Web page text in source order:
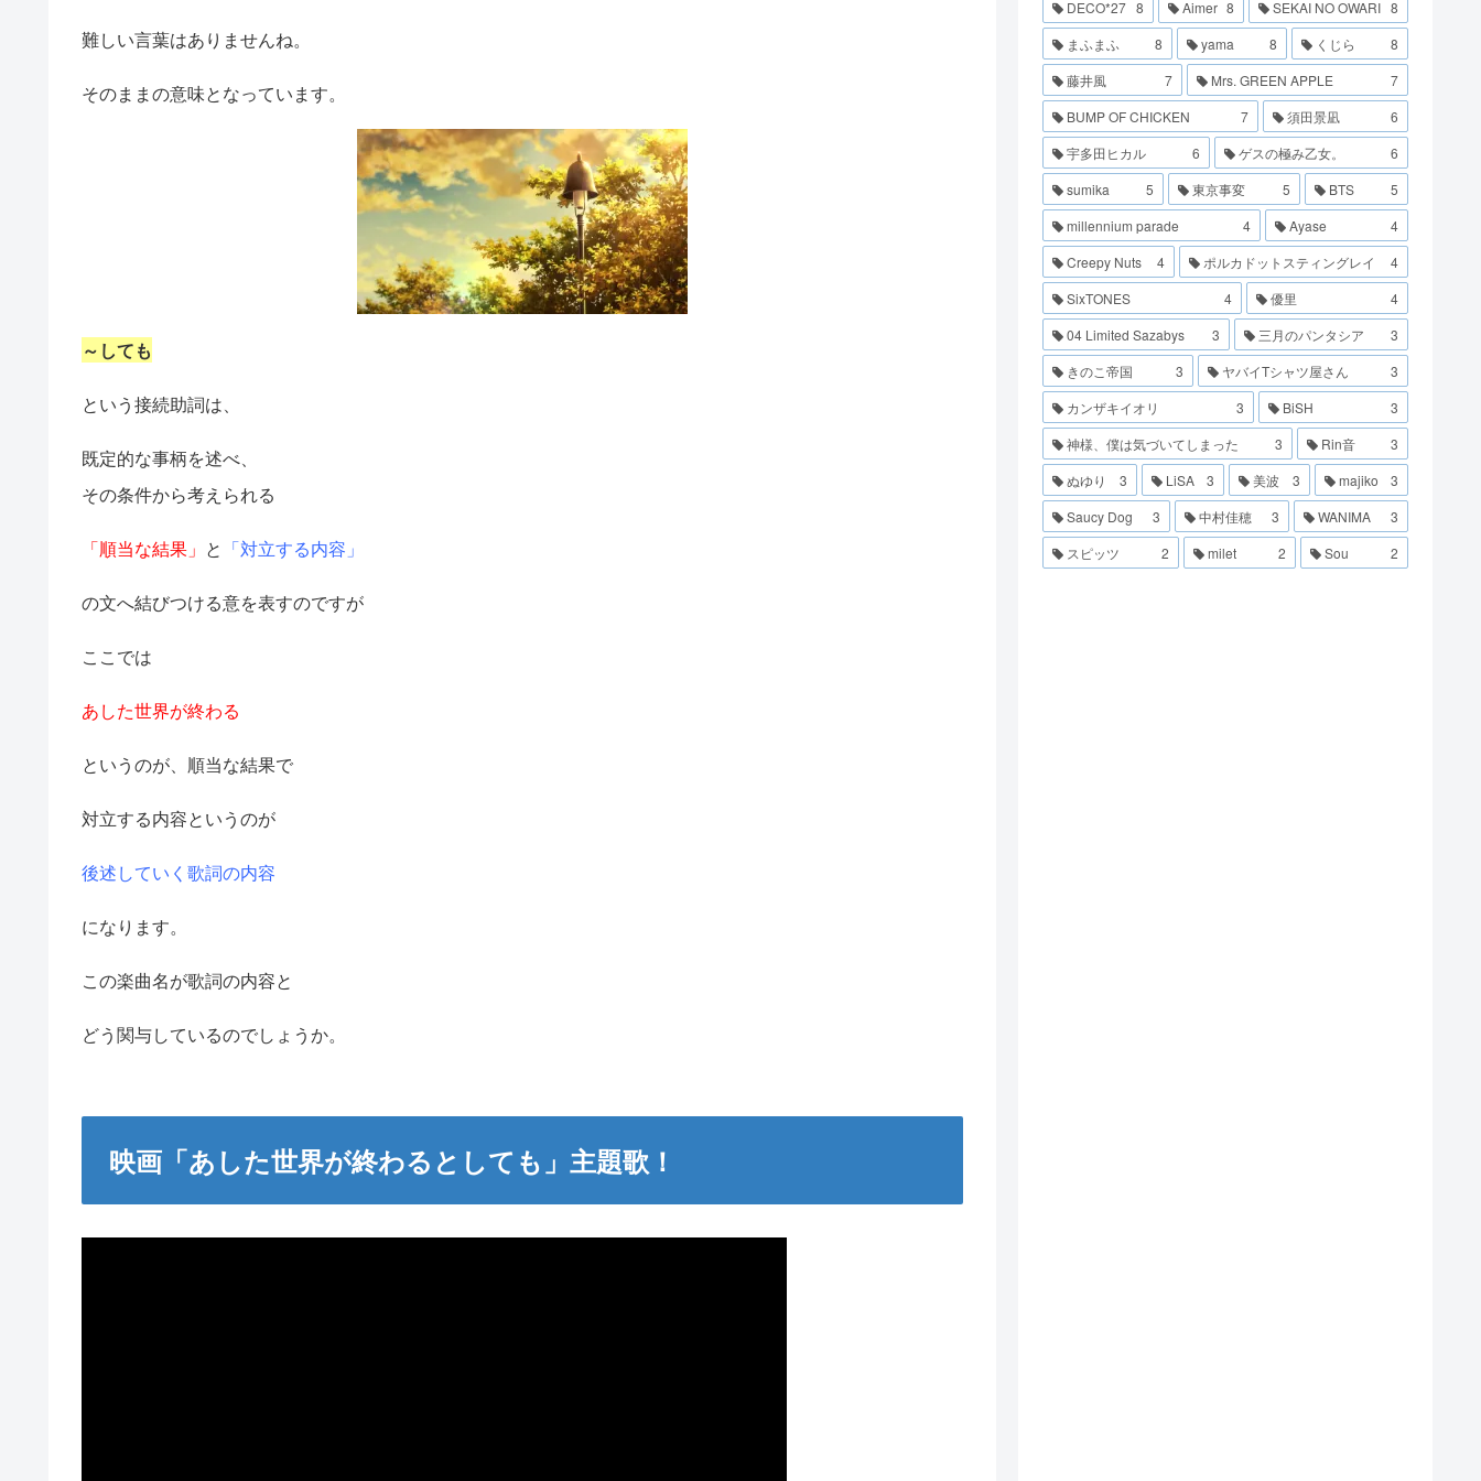
難しい言葉はありませんね。
そのままの意味となっています。
～しても
という接続助詞は、
既定的な事柄を述べ、
その条件から考えられる
「順当な結果」 と 「対立する内容」
の文へ結びつける意を表すのですが
ここでは
あした世界が終わる
というのが、順当な結果で
対立する内容というのが
後述していく歌詞の内容
になります。
この楽曲名が歌詞の内容と
どう関与しているのでしょうか。
映画「あした世界が終わるとしても」主題歌！
DECO*27 8 Aimer 8 SEKAI NO OWARI 8
まふまふ
8 yama 8 くじら
8
藤井風
7 Mrs. GREEN APPLE
7
BUMP OF CHICKEN
7 須田景凪
6
宇多田ヒカル
6 ゲスの極み乙女。
6
sumika
5 東京事変 5 BTS
5
millennium parade
4 Ayase
4
Creepy Nuts
4 ポルカドットスティングレイ
4
SixTONES
4 優里
4
04 Limited Sazabys
3 三月のパンタシア
3
きのこ帝国
3 ヤバイTシャツ屋さん
3
カンザキイオリ
3 BiSH
3
神様、僕は気づいてしまった
3 Rin音
3
ぬゆり
3 LiSA 3 美波 3 majiko
3
Saucy Dog
3 中村佳穂 3 WANIMA
3
スピッツ
2 milet 2 Sou 2